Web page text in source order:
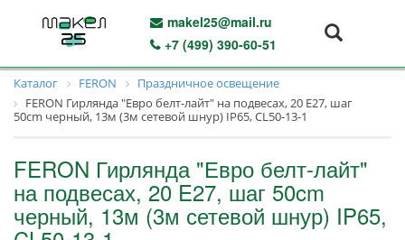
makel25@mail.ru
+7 (499) 390-60-51
Каталог FERON
Праздничное освещение
FERON Гирлянда "Евро белт-лайт" на подвесах, 20 E27, шаг
50cm черный, 13м (3м сетевой шнур) IP65, CL50-13-1
FERON Гирлянда "Евро белт-лайт"
на подвесах, 20 E27, шаг 50cm
черный, 13м (3м сетевой шнур) IP65,